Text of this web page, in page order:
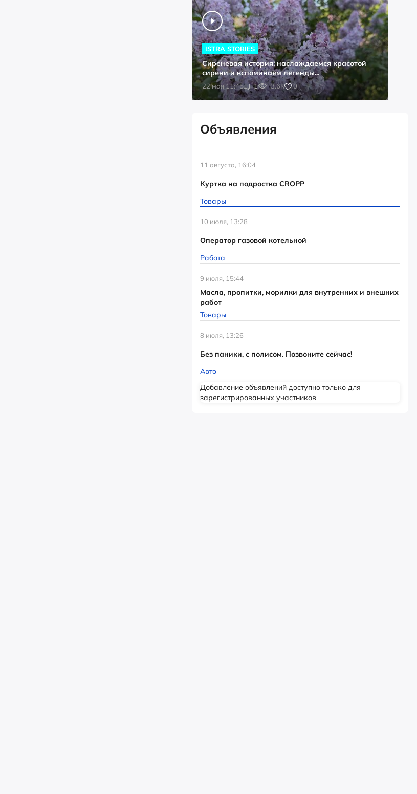
22 мая 11:45 1 3.6K 0
ISTRA STORIES
Сиреневая история: наслаждаемся красотой
сирени и вспоминаем легенды...
Объявления
11 августа, 16:04
Куртка на подростка CROPP
Товары
10 июля, 13:28
Оператор газовой котельной
Работа
9 июля, 15:44
Масла, пропитки, морилки для внутренних и внешних
работ
Товары
8 июля, 13:26
Без паники, с полисом. Позвоните сейчас!
Авто
Добавление объявлений доступно только для
зарегистрированных участников